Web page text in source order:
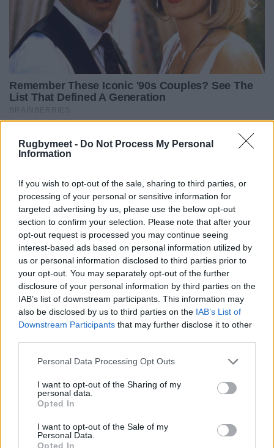
Rugbymeet - Do Not Process My Personal
Information
If you wish to opt-out of the sale, sharing to third parties, or
processing of your personal or sensitive information for
targeted advertising by us, please use the below opt-out
section to confirm your selection. Please note that after your
opt-out request is processed you may continue seeing
interest-based ads based on personal information utilized by
us or personal information disclosed to third parties prior to
your opt-out. You may separately opt-out of the further
disclosure of your personal information by third parties on the
IAB’s list of downstream participants. This information may
also be disclosed by us to third parties on the IAB’s List of
Downstream Participants that may further disclose it to other
Personal Data Processing Opt Outs
I want to opt-out of the Sharing of my
personal data.
Opted In
I want to opt-out of the Sale of my
Personal Data.
Opted In